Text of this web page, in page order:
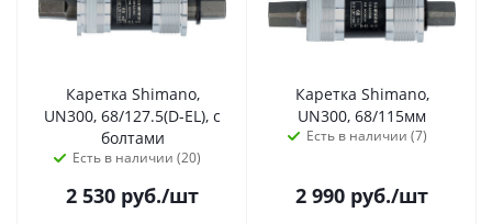
Каретка Shimano,
UN300, 68/127.5(D-EL), с
болтами
Есть в наличии (20)
2 530 руб./шт
Каретка Shimano,
UN300, 68/115мм
Есть в наличии (7)
2 990 руб./шт